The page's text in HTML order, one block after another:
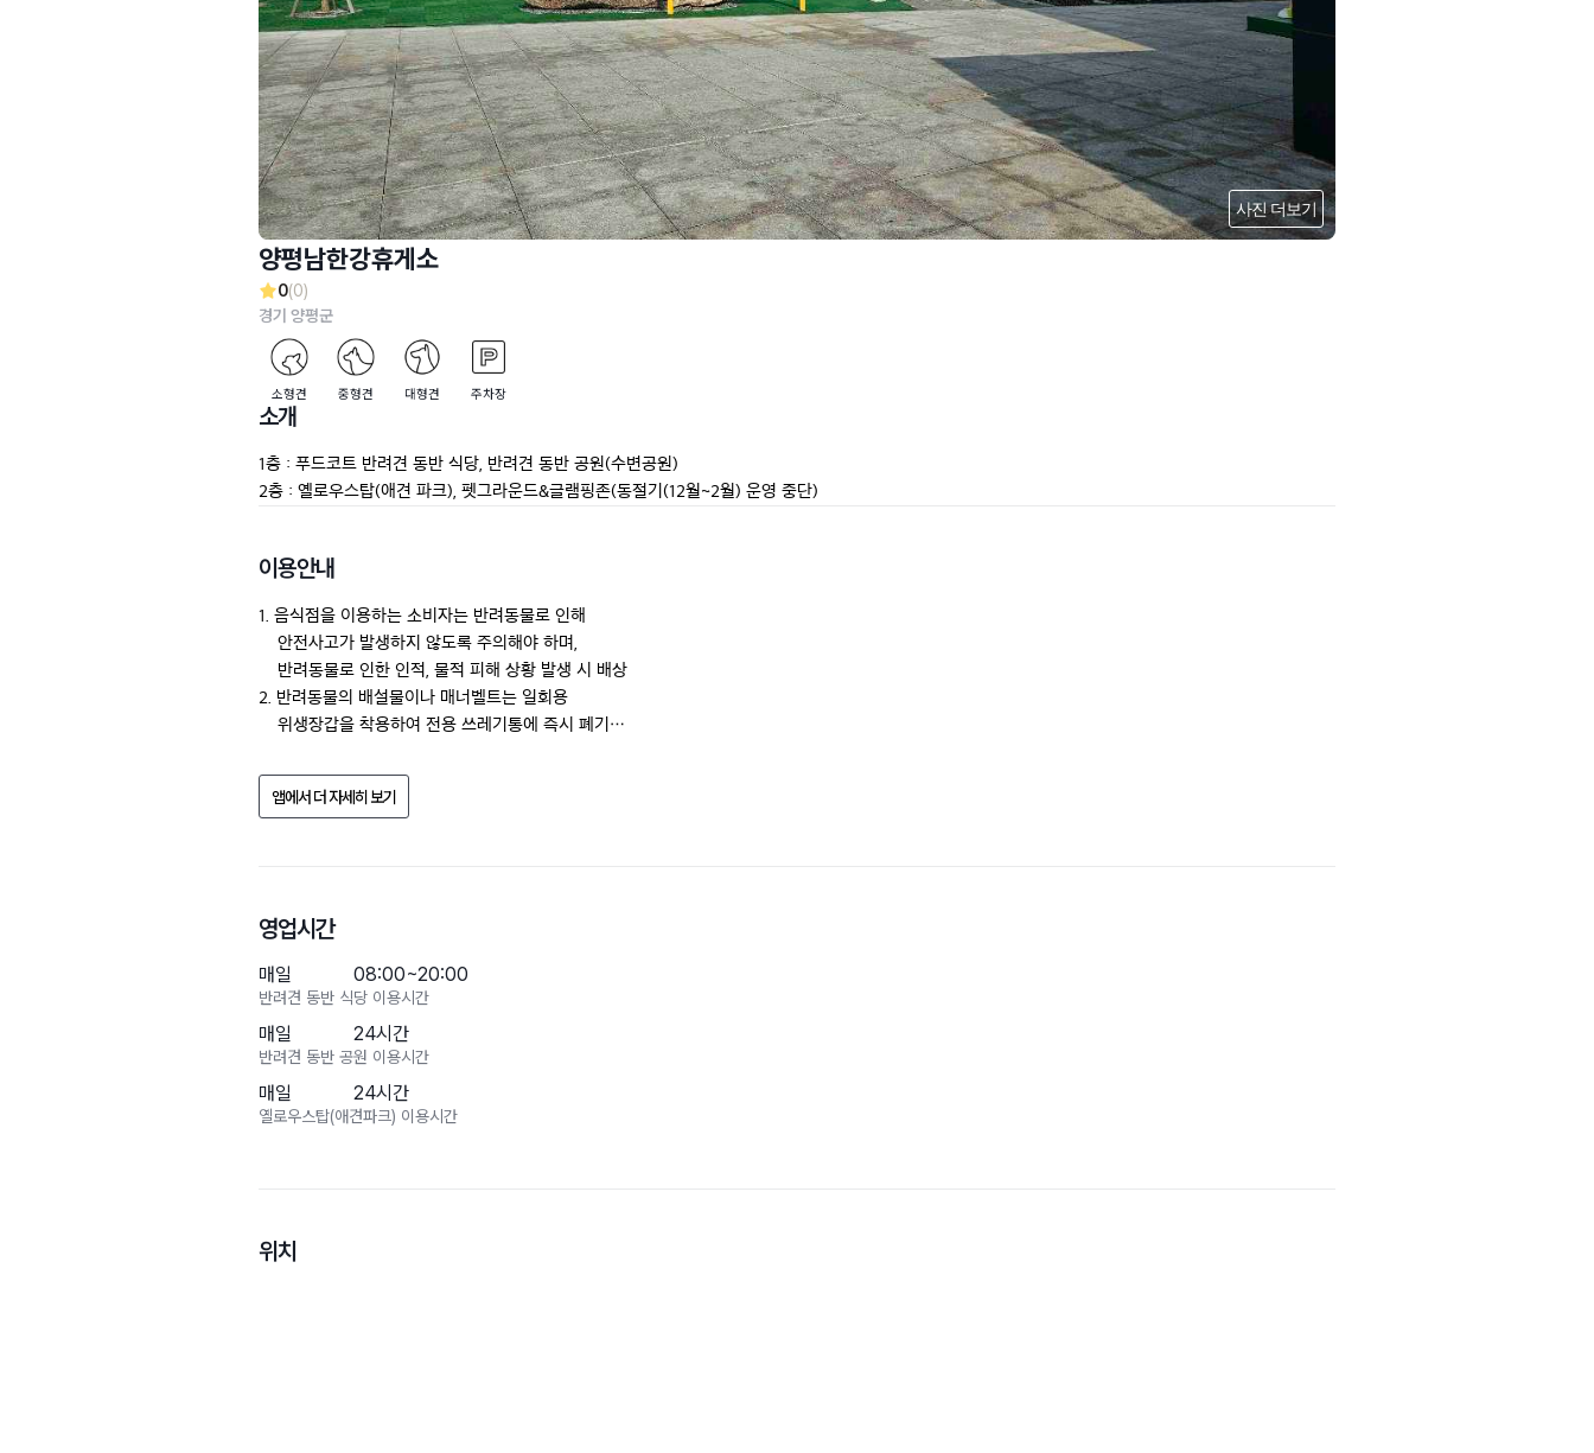
사진 더보기
양평남한강휴게소
0(0)
경기 양평군
소형견 중형견 대형견 주차장
소개
1층 : 푸드코트 반려견 동반 식당, 반려견 동반 공원(수변공원)
2층 : 옐로우스탑(애견 파크), 펫그라운드&글램핑존(동절기(12월~2월) 운영 중단)
이용안내
1. 음식점을 이용하는 소비자는 반려동물로 인해
    안전사고가 발생하지 않도록 주의해야 하며,
    반려동물로 인한 인적, 물적 피해 상황 발생 시 배상
2. 반려동물의 배설물이나 매너벨트는 일회용
    위생장갑을 착용하여 전용 쓰레기통에 즉시 폐기
    씻기는 행위 금지
4. 소비자는 사람이 사용하는 식기에 반려동물 음식물
앱에서 더 자세히 보기
영업시간
매일 08:00~20:00
반려견 동반 식당 이용시간
매일 24시간
반려견 동반 공원 이용시간
매일 24시간
옐로우스탑(애견파크) 이용시간
위치